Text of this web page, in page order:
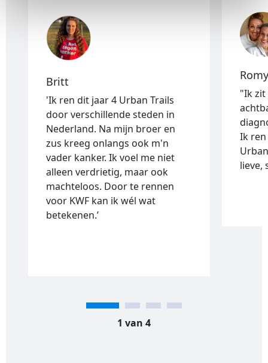
Britt
'Ik ren dit jaar 4 Urban Trails
door verschillende steden in
Nederland. Na mijn broer en
zus kreeg onlangs ook m'n
vader kanker. Ik voel me niet
alleen verdrietig, maar ook
machteloos. Door te rennen
voor KWF kan ik wél wat
betekenen.’
Romy
"Ik zit
Ik
lieve,
1 van 4